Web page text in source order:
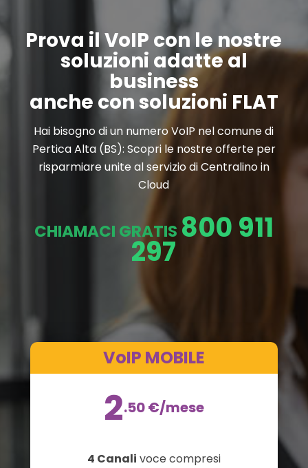
Prova il VoIP con le nostre
soluzioni adatte al
business
anche con soluzioni FLAT
Hai bisogno di un numero VoIP nel comune di
Pertica Alta (BS): Scopri le nostre offerte per
risparmiare unite al servizio di Centralino in
Cloud
CHIAMACI GRATIS 800 911
297
VoIP MOBILE
2.50€/mese
4 Canali voce compresi